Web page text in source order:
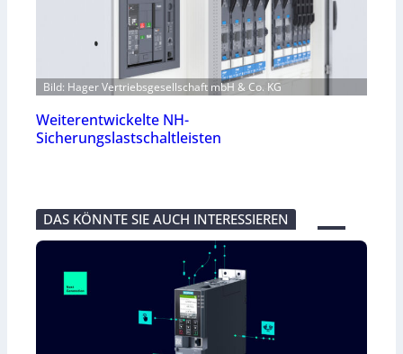
Bild: Hager Vertriebsgesellschaft mbH & Co. KG
Weiterentwickelte NH-
Sicherungslastschaltleisten
DAS KÖNNTE SIE AUCH INTERESSIEREN